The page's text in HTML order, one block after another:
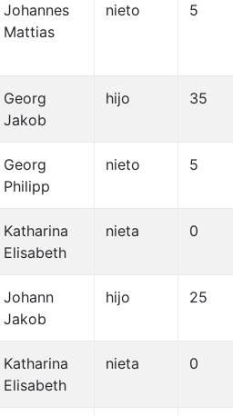
Johannes
Mattias
nieto 5
Georg
Jakob
hijo 35
Georg
Philipp
nieto 5
Katharina
Elisabeth
nieta 0
Johann
Jakob
hijo 25
Katharina
Elisabeth
nieta 0